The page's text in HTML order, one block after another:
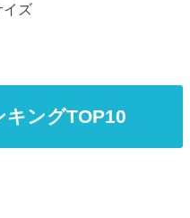
イズ
キングTOP10